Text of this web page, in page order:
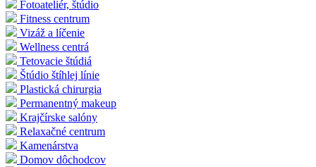
Fotoateliér, štúdio
Fitness centrum
Vizáž a líčenie
Wellness centrá
Tetovacie štúdiá
Štúdio štíhlej línie
Plastická chirurgia
Permanentný makeup
Krajčírske salóny
Relaxačné centrum
Kamenárstva
Domov dôchodcov